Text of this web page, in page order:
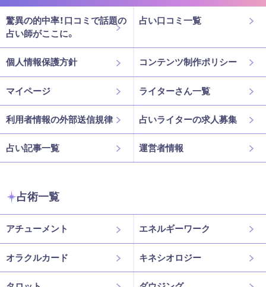
驚異の的中率！口コミで話題の
占い師がここに。
占い口コミ一覧
個人情報保護方針 コンテンツ制作ポリシー
マイページ ライターさん一覧
利用者情報の外部送信規律 占いライターの求人募集
占い記事一覧 運営者情報
占術一覧
アチューメント エネルギーワーク
オラクルカード キネシオロジー